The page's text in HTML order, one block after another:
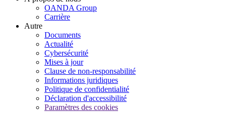
OANDA Group
Carrière
Autre
Documents
Actualité
Cybersécurité
Mises à jour
Clause de non-responsabilité
Informations juridiques
Politique de confidentialité
Déclaration d'accessibilité
Paramètres des cookies